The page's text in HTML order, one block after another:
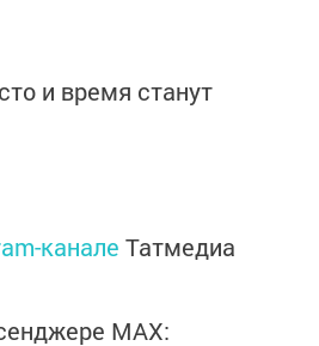
и время станут
канале Татмедиа
MАХ: